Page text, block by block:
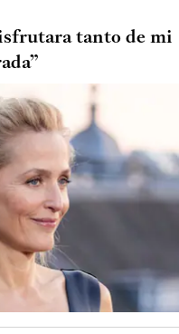
tanto de mi